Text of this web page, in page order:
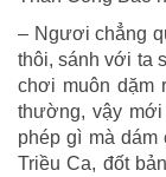
– Ngươi chẳng
thôi, sánh với ta
chơi muôn dặm
thường, vậy
phép gì mà
Triều Ca, đốt